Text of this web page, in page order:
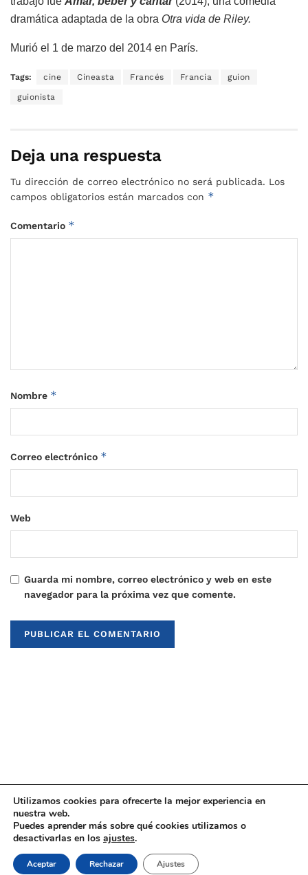
dramática adaptada de la obra Otra vida de Riley.
Murió el 1 de marzo del 2014 en París.
Tags: cine Cineasta Francés Francia guion
guionista
Deja una respuesta
Tu dirección de correo electrónico no será publicada. Los
campos obligatorios están marcados con *
Comentario *
Nombre *
Correo electrónico *
Web
Guarda mi nombre, correo electrónico y web en este
navegador para la próxima vez que comente.
© 2021Upaninews
Utilizamos cookies para ofrecerte la mejor experiencia en
nuestra web.
Puedes aprender más sobre qué cookies utilizamos o
desactivarlas en los ajustes.
Aceptar Rechazar Ajustes